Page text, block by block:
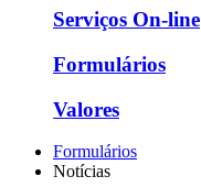
Serviços On-line
Formulários
Valores
Formulários
Notícias